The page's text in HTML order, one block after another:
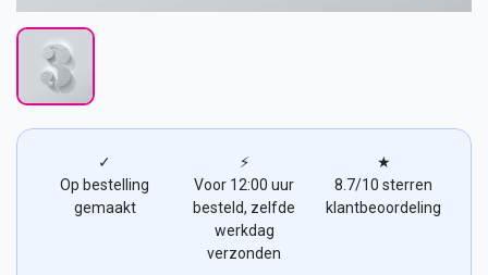
✓
Op bestelling
gemaakt
⚡
Voor 12:00 uur
besteld, zelfde
werkdag
verzonden
★
8.7/10 sterren
klantbeoordeling